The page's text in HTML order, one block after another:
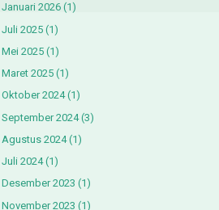
Januari 2026 (1)
Juli 2025 (1)
Mei 2025 (1)
Maret 2025 (1)
Oktober 2024(1)
September 2024(3)
Agustus 2024(1)
Juli 2024(1)
Desember 2023 (1)
November 2023 (1)